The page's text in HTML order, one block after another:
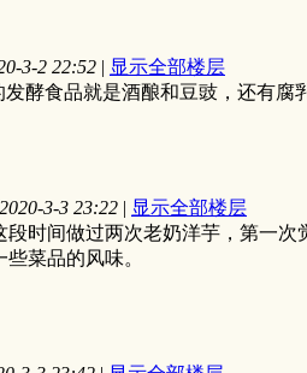
3-2 22:52 | 显示全部楼层
酵食品就是酒酿和豆豉，还有腐
3-3 23:22 | 显示全部楼层
段时间做过两次老奶洋芋，第一
菜品的风味。